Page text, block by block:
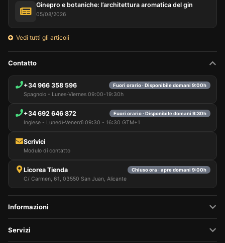
Ginepro e botaniche: l’architettura aromatica del gin
05/08/2026
Vedi tutti gli articoli
Contatto
+34 966 358 596 Fuori orario · Disponibile domani 9:00h
Spagnolo - Lunes-Viernes 09:00-19:30h
+34 692 646 872 Fuori orario · Disponibile domani 9:30h
Inglese - Lunedì-Venerdì 09:30 - 16:30 GTM+1
Scrivici
Modulo di contatto
Licorea Tienda Chiuso ora · apre domani 9:00h
C/ Carmen, 61, 03550 San Juan, Alicante
Informazioni
Servizi